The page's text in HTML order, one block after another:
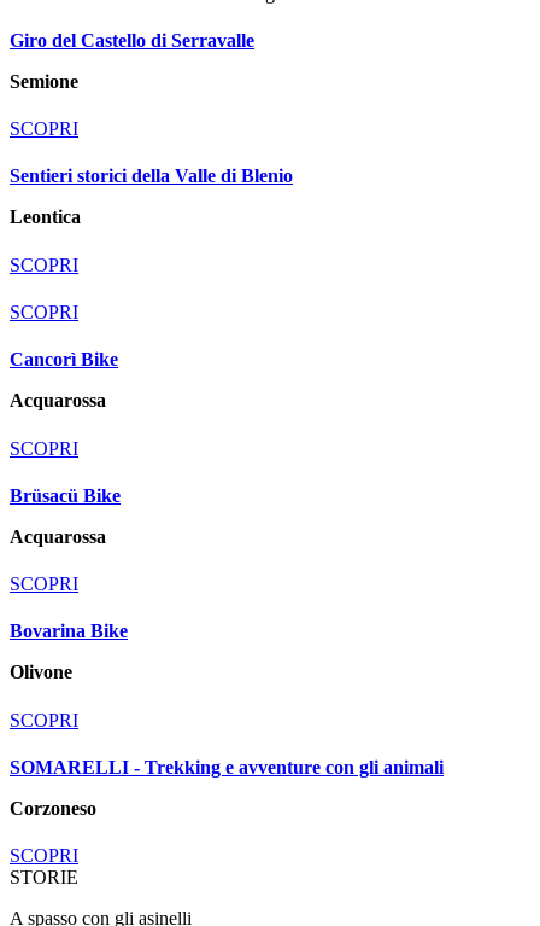
Giro del Castello di Serravalle
Semione
SCOPRI
Sentieri storici della Valle di Blenio
Leontica
SCOPRI
SCOPRI
Cancorì Bike
Acquarossa
SCOPRI
Brüsacü Bike
Acquarossa
SCOPRI
Bovarina Bike
Olivone
SCOPRI
SOMARELLI - Trekking e avventure con gli animali
Corzoneso
SCOPRI
STORIE
A spasso con gli asinelli